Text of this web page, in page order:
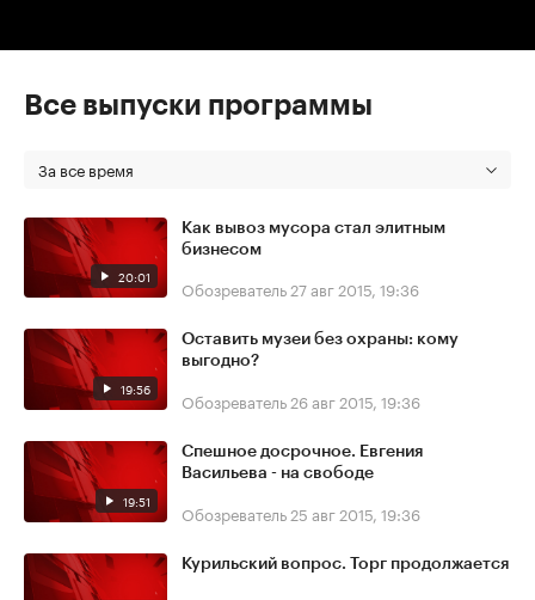
Все выпуски программы
За все время
20:01
Как вывоз мусора стал элитным
бизнесом
Обозреватель 27 авг 2015, 19:36
19:56
Оставить музеи без охраны: кому
выгодно?
Обозреватель 26 авг 2015, 19:36
19:51
Спешное досрочное. Евгения
Васильева - на свободе
Обозреватель 25 авг 2015, 19:36
Курильский вопрос. Торг продолжается